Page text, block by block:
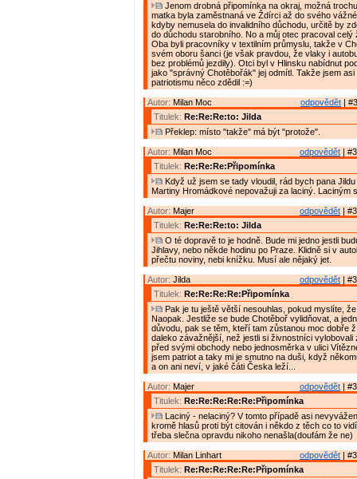
Jenom drobná připomínka na okraj, možná
matka byla zaměstnaná ve Ždírci až do svého
kdyby nemusela do invalidního důchodu, určitě by
do důchodu starobního. No a můj otec pracoval celý
Oba byli pracovníky v textilním průmyslu, takže v
svém oboru šanci (je však pravdou, že vlaky i
bez problémů jezdily). Otci byl v Hlinsku nabídnut
jako "správný Chotěbořák" jej odmítl. Takže jsem asi
patriotismu něco zdědil :=)
odpovědět |
Autor: Milan Moc
Titulek: Re:Re:Re:to: Jilda
Překlep: místo "takže" má být "protože".
odpovědět |
Autor: Milan Moc
Titulek: Re:Re:Re:Připomínka
Když už jsem se tady vloudil, rád bych pana
Martiny Hromádkové nepovažuji za laciný. Laciným
odpovědět |
Autor: Majer
Titulek: Re:Re:Re:to: Jilda
O té dopravě to je hodně. Bude mi jedno jestli
Jihlavy, nebo někde hodinu po Praze. Klidně si v
přečtu noviny, nebi knížku. Musí ale nějaký jet.
odpovědět |
Autor: Jilda
Titulek: Re:Re:Re:Re:Připomínka
Pak je tu ještě větší nesouhlas, pokud myslíte,
Naopak. Jestliže se bude Chotěboř vylidňovat, a
důvodu, pak se těm, kteří tam zůstanou moc dobře
daleko závažnější, než jestli si živnostníci
před svými obchody nebo jednosměrka v ulici
jsem patriot a taky mi je smutno na duši, když
a on ani neví, v jaké čáti Česka leží...
odpovědět |
Autor: Majer
Titulek: Re:Re:Re:Re:Re:Připomínka
Laciný - nelaciný? V tomto případě asi
kromě hlasů proti být citován i někdo z těch co to
třeba slečna opravdu nikoho nenašla(doufám že ne)
odpovědět |
Autor: Milan Linhart
Titulek: Re:Re:Re:Re:Re:Připomínka